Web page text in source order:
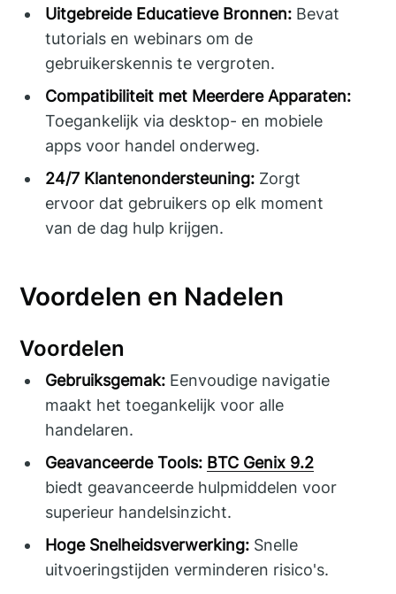
Uitgebreide Educatieve Bronnen: Bevat
tutorials en webinars om de
gebruikerskennis te vergroten.
Compatibiliteit met Meerdere Apparaten:
Toegankelijk via desktop- en mobiele
apps voor handel onderweg.
24/7 Klantenondersteuning: Zorgt
ervoor dat gebruikers op elk moment
van de dag hulp krijgen.
Voordelen en Nadelen
Voordelen
Gebruiksgemak: Eenvoudige navigatie
maakt het toegankelijk voor alle
handelaren.
Geavanceerde Tools: BTC Genix 9.2
biedt geavanceerde hulpmiddelen voor
superieur handelsinzicht.
Hoge Snelheidsverwerking: Snelle
uitvoeringstijden verminderen risico's.